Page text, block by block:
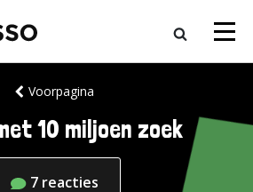
Voorpagina
10 miljoen zoek
7 reacties